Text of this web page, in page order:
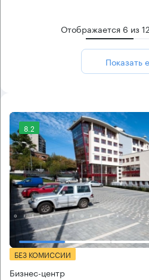
Отображается 6 из12
Показать
8.2
БЕЗ КОМИССИИ
Бизнес-центр